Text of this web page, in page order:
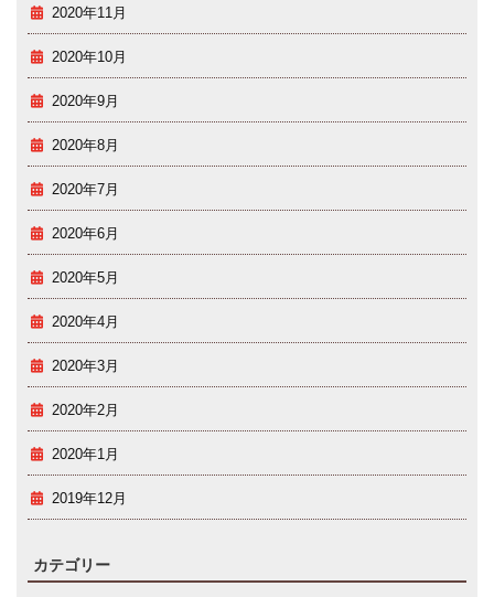
2020年11月
2020年10月
2020年9月
2020年8月
2020年7月
2020年6月
2020年5月
2020年4月
2020年3月
2020年2月
2020年1月
2019年12月
カテゴリー